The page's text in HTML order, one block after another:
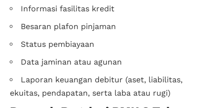
Informasi fasilitas kredit
Besaran plafon pinjaman
Status pembiayaan
Data jaminan atau agunan
Laporan keuangan debitur (aset, liabilitas,
ekuitas, pendapatan, serta laba atau rugi)